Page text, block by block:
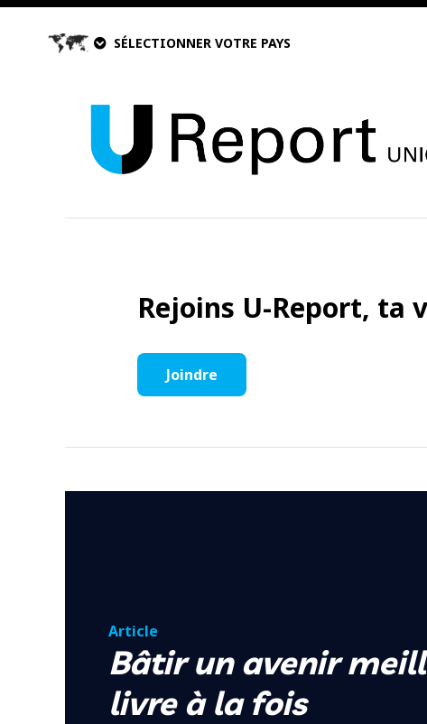
SÉLECTIONNER VOTRE PAYS
Rejoins U-Report, ta
Joindre
Article
Bâtir un avenir
livre à la fois